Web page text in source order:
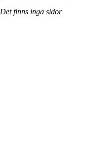
Det finns inga sidor